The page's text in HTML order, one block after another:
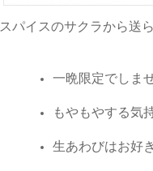
スパイスのサクラから送
一晩限定でしま
もやもやする気
生あわびはお好